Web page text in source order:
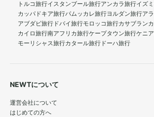
トルコ旅行イスタンブール旅行アンカラ旅行イズ
カッパドキア旅行パムッカレ旅行ヨルダン旅行ア
アブダビ旅行 ドバイ旅行モロッコ旅行カサブラン
カイロ旅行南アフリカ旅行ケープタウン旅行ケニ
モーリシャス旅行カタール旅行 ドーハ旅行
NEWTについて
運営会社について
はじめての方へ